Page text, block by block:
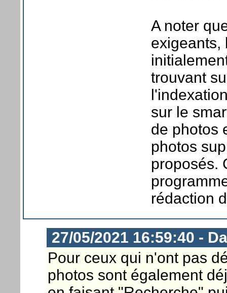
A noter
exigeants,
trouvant
sur le
de photos
photos
proposés.
rédaction
27/05/2021 16:59:40 -
Pour ceux qui n'ont pas
photos sont également